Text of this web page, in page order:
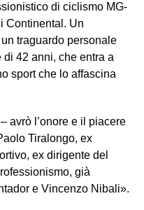
di ciclismo MG-
Continental. Un
traguardo personale
42 anni, che entra a
sport che lo affascina
avrò l’onore e il piacere
Tiralongo, ex
ex dirigente del
già
e Vincenzo Nibali».